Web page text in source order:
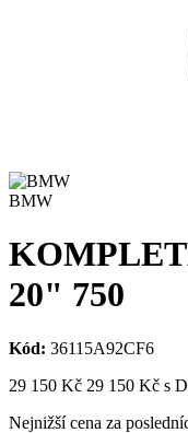
BMW
20" 750
Kód: 36115A92CF6
29 150 Kč 29 150 Kč s
Nejnižší cena za